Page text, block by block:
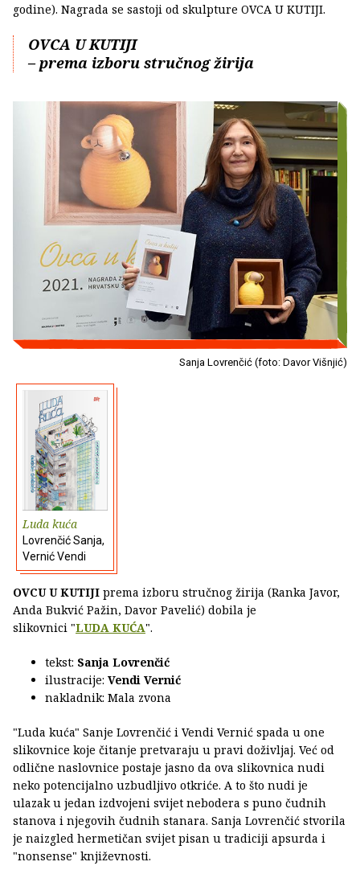
godine). Nagrada se sastoji od skulpture OVCA U KUTIJI.
OVCA U KUTIJI
– prema izboru stručnog žirija
Sanja Lovrenčić (foto: Davor Višnjić)
Luda kuća
Lovrenčić Sanja,
Vernić Vendi
OVCU U KUTIJI prema izboru stručnog žirija (Ranka Javor,
Anda Bukvić Pažin, Davor Pavelić) dobila je
slikovnici "LUDA KUĆA".
tekst: Sanja Lovrenčić
ilustracije: Vendi Vernić
nakladnik: Mala zvona
"Luda kuća" Sanje Lovrenčić i Vendi Vernić spada u one
slikovnice koje čitanje pretvaraju u pravi doživljaj. Već od
odlične naslovnice postaje jasno da ova slikovnica nudi
neko potencijalno uzbudljivo otkriće. A to što nudi je
ulazak u jedan izdvojeni svijet nebodera s puno čudnih
stanova i njegovih čudnih stanara. Sanja Lovrenčić stvorila
je naizgled hermetičan svijet pisan u tradiciji apsurda i
"nonsense" književnosti.